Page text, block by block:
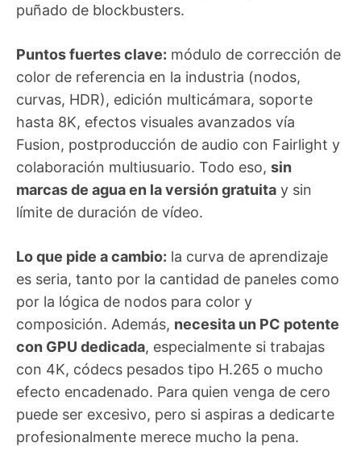
puñado de blockbusters.
Puntos fuertes clave: módulo de corrección de
color de referencia en la industria (nodos,
curvas, HDR), edición multicámara, soporte
hasta 8K, efectos visuales avanzados vía
Fusion, postproducción de audio con Fairlight y
colaboración multiusuario. Todo eso, sin
marcas de agua en la versión gratuita y sin
límite de duración de vídeo.
Lo que pide a cambio: la curva de aprendizaje
es seria, tanto por la cantidad de paneles como
por la lógica de nodos para color y
composición. Además, necesita un PC potente
con GPU dedicada, especialmente si trabajas
con 4K, códecs pesados tipo H.265 o mucho
efecto encadenado. Para quien venga de cero
puede ser excesivo, pero si aspiras a dedicarte
profesionalmente merece mucho la pena.